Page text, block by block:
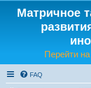
Матричное
Перейти
FAQ